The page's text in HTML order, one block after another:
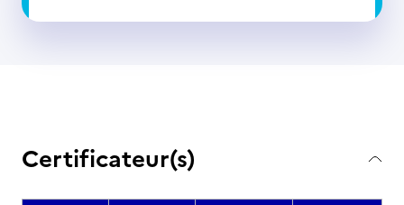
Certificateur(s)